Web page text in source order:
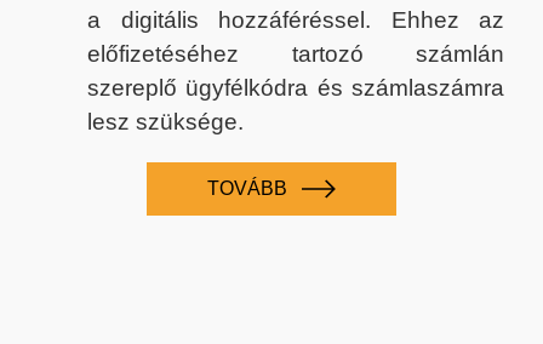
a digitális hozzáféréssel. Ehhez az
előfizetéséhez tartozó számlán
szereplő ügyfélkódra és számlaszámra
lesz szüksége.
TOVÁBB